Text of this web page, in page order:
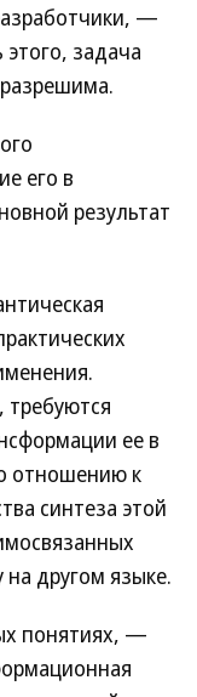
—
задача
его в
результат
ее в
отношению к
синтеза этой
другом языке.
понятиях, —